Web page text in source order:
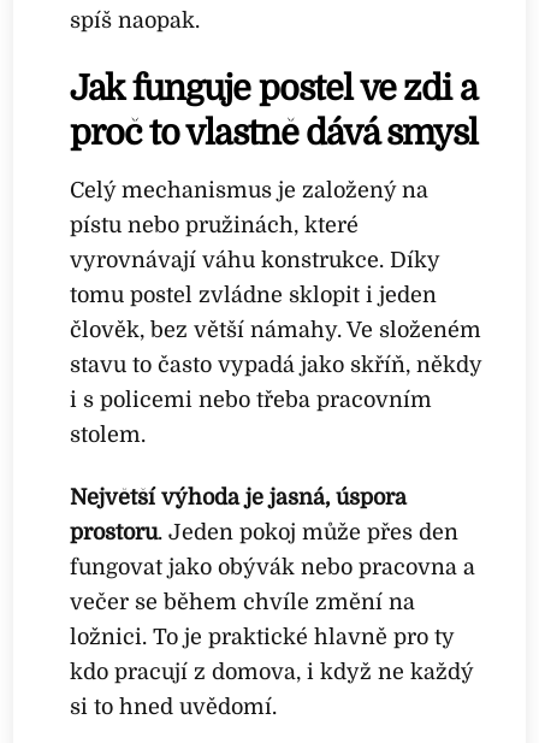
spíš naopak.
Jak funguje postel ve zdi a
proč to vlastně dává smysl
Celý mechanismus je založený na
pístu nebo pružinách, které
vyrovnávají váhu konstrukce. Díky
tomu postel zvládne sklopit i jeden
člověk, bez větší námahy. Ve složeném
stavu to často vypadá jako skříň, někdy
i s policemi nebo třeba pracovním
stolem.
Největší výhoda je jasná, úspora
prostoru. Jeden pokoj může přes den
fungovat jako obývák nebo pracovna a
večer se během chvíle změní na
ložnici. To je praktické hlavně pro ty
kdo pracují z domova, i když ne každý
si to hned uvědomí.